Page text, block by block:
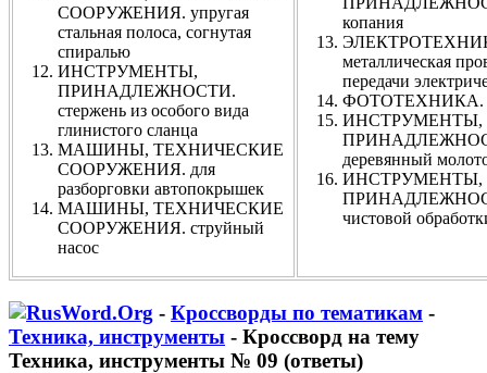
СООРУЖЕНИЯ. упругая
стальная полоса, согнутая
спиралью
ИНСТРУМЕНТЫ,
ПРИНАДЛЕЖНОСТИ.
стержень из особого вида
глинистого сланца
МАШИНЫ, ТЕХНИЧЕСКИЕ
СООРУЖЕНИЯ. для
разборговки автопокрышек
МАШИНЫ, ТЕХНИЧЕСКИЕ
СООРУЖЕНИЯ. струйный
насос
копания
металлическая
передачи
ФОТОТЕХНИКА.
ИНСТРУМЕНТЫ,
деревянный
ИНСТРУМЕНТЫ,
чистовой
- Кроссворды по тематикам -
Техника, инструменты - Кроссворд на тему
Техника, инструменты № 09 (ответы)